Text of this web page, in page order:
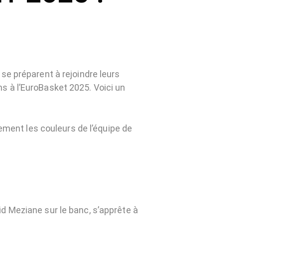
préparent à rejoindre leurs
l’EuroBasket 2025. Voici un
les couleurs de l’équipe de
Meziane sur le banc, s’apprête à